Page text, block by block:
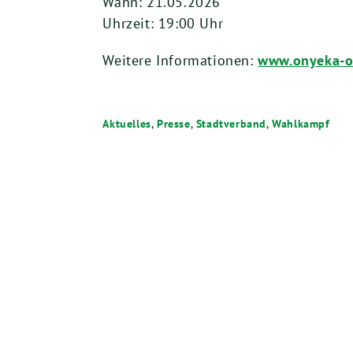
Uhrzeit: 19:00 Uhr
Weitere Informationen:www.onyeka-
Aktuelles, Presse, Stadtverband,Wahlkampf